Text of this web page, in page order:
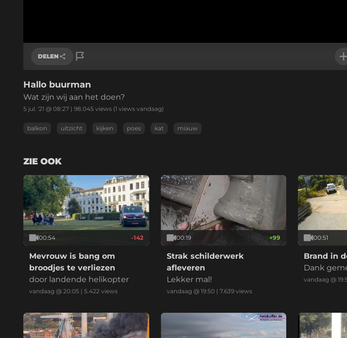
DELEN
Link kopiëren
Hallo buurman
Wat zijn wij aan het doen?
5 jul. '21 @ 08:27 | 98.045 views (1 views vandaag)
balkon uitzicht kijken poes kat miauw
ZIE OOK
00:54 -142
Mevrouw is bang om
broodjes te verliezen
door landende helikopter
vandaag @ 20:05 | 5.422 views
00:19 +99
Strak schilderwerk
afleveren
Lekker mal!
vandaag @ 19:50| 7.639views
00:51
Brand in
Dank
niet nu
vandaag @